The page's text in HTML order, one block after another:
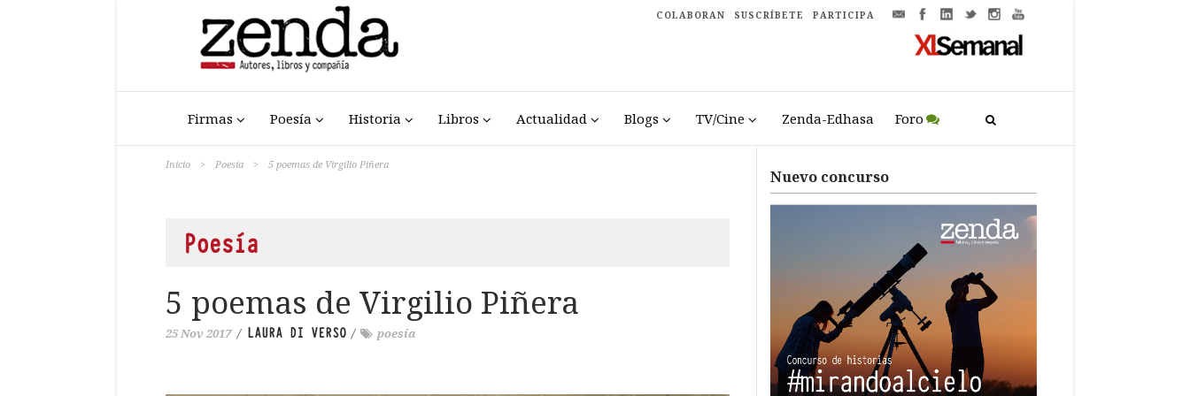
COLABORAN SUSCRÍBETE PARTICIPA
Firmas Poesía Historia Libros Actualidad Blogs TV/Cine Zenda-Edhasa Foro
Inicio > Poesía > 5 poemas de Virgilio Piñera
Poesía
5 poemas de Virgilio Piñera
25 Nov 2017 / LAURA DI VERSO / poesía
Nuevo concurso